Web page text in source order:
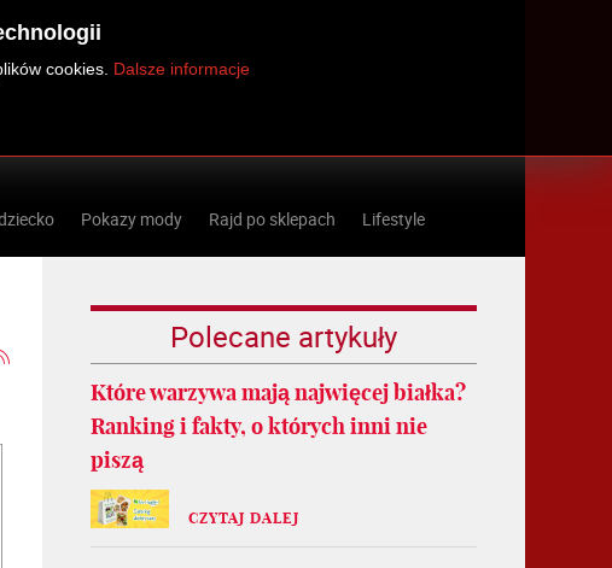
Pokazy mody Rajd po sklepach Lifestyle
Polecane artykuły
Które warzywa mają najwięcej białka?
Ranking i fakty, o których inni nie
piszą
CZYTAJ DALEJ
cookies. Dalsze informacje